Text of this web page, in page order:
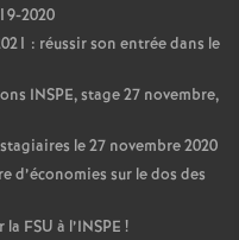
2020
: réussir son entrée dans le
INSPE, stage 27 novembre,
le 27 novembre 2020
d’économies sur le dos des
la FSU à l’INSPE !